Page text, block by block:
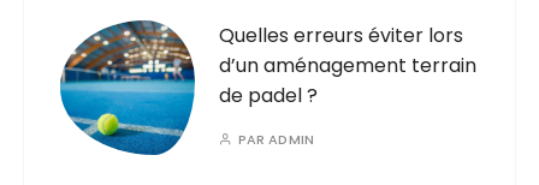
Quelles erreurs éviter lors
d’un aménagement terrain
de padel ?
PARADMIN